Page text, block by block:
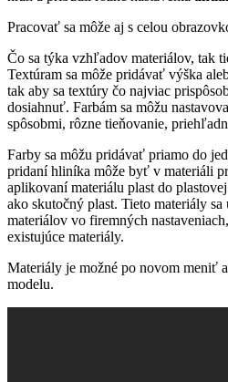
Pracovať sa môže aj s celou
Čo sa týka vzhľadov materiálov, tak
Textúram sa môže pridávať výška
tak aby sa textúry čo najviac
dosiahnuť. Farbám sa môžu
spôsobmi, rôzne tieňovanie,
Farby sa môžu pridávať priamo do
pridaní hliníka môže byť v materiáli
aplikovaní materiálu plast do
ako skutočný plast. Tieto materiály
materiálov vo firemných
existujúce materiály.
Materiály je možné po novom meniť
modelu.